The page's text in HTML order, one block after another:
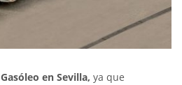
Gasóleo en Sevilla, ya que